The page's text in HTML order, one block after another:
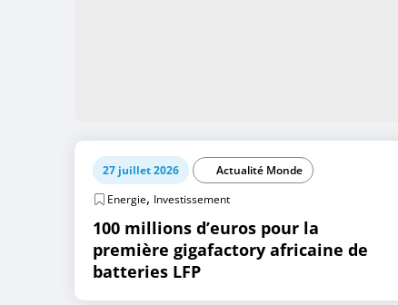
27 juillet 2026
Actualité Monde
Energie, Investissement
100 millions d’euros pour la
première gigafactory africaine de
batteries LFP